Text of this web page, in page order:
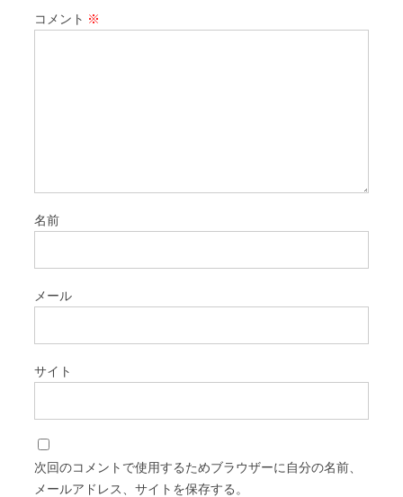
コメント ※
名前
メール
サイト
次回のコメントで使用するためブラウザーに自分の名前、
メールアドレス、サイトを保存する。